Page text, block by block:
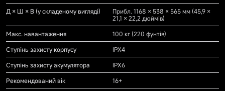
Д × Ш × В (у складеному вигляді)
Прибл. 1168 × 538 × 565 мм (45,9 ×
21,1 × 22,2 дюймів)
Макс. навантаження
100 кг (220 фунтів)
Ступінь захисту корпусу
IPX4
Ступінь захисту акумулятора
IPX6
Рекомендований вік
16+